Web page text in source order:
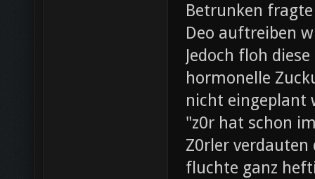
Betrunken
Deo auftreiben
Jedoch floh
hormonelle
nicht eingeplant
"z0r hat schon
Z0rler
fluchte ganz